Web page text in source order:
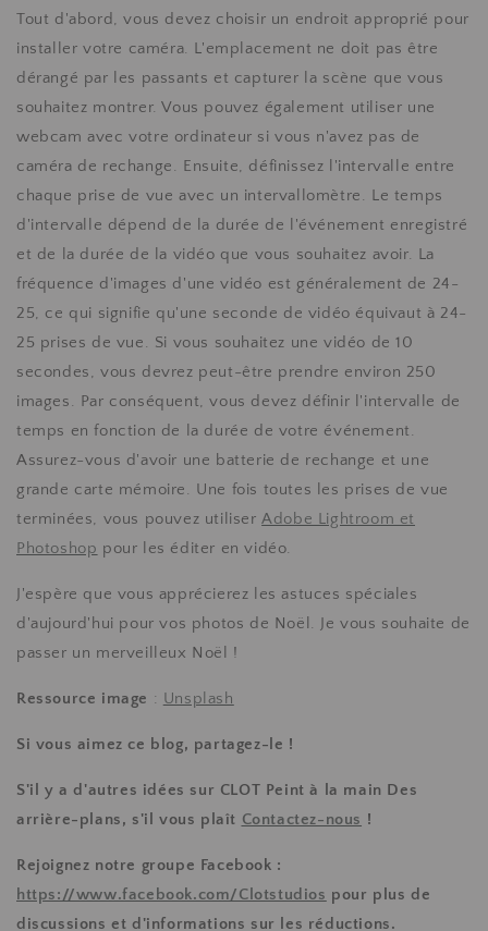
Tout d'abord, vous devez choisir un endroit approprié pour
installer votre caméra. L'emplacement ne doit pas être
dérangé par les passants et capturer la scène que vous
souhaitez montrer. Vous pouvez également utiliser une
webcam avec votre ordinateur si vous n'avez pas de
caméra de rechange. Ensuite, définissez l'intervalle entre
chaque prise de vue avec un intervallomètre. Le temps
d'intervalle dépend de la durée de l'événement enregistré
et de la durée de la vidéo que vous souhaitez avoir. La
fréquence d'images d'une vidéo est généralement de 24-
25, ce qui signifie qu'une seconde de vidéo équivaut à 24-
25 prises de vue. Si vous souhaitez une vidéo de 10
secondes, vous devrez peut-être prendre environ 250
images. Par conséquent, vous devez définir l'intervalle de
temps en fonction de la durée de votre événement.
Assurez-vous d'avoir une batterie de rechange et une
grande carte mémoire. Une fois toutes les prises de vue
terminées, vous pouvez utiliserAdobe Lightroom et
Photoshop pour les éditer en vidéo.
J'espère que vous apprécierez les astuces spéciales
d'aujourd'hui pour vos photos de Noël. Je vous souhaite de
passer un merveilleux Noël !
Ressource image : Unsplash
Si vous aimez ce blog, partagez-le !
S'il y a d'autres idées sur CLOT Peint à la main Des
arrière-plans, s'il vous plaît Contactez-nous !
Rejoignez notre groupe Facebook :
https://www.facebook.com/Clotstudios pour plus de
discussions et d'informations sur les réductions.